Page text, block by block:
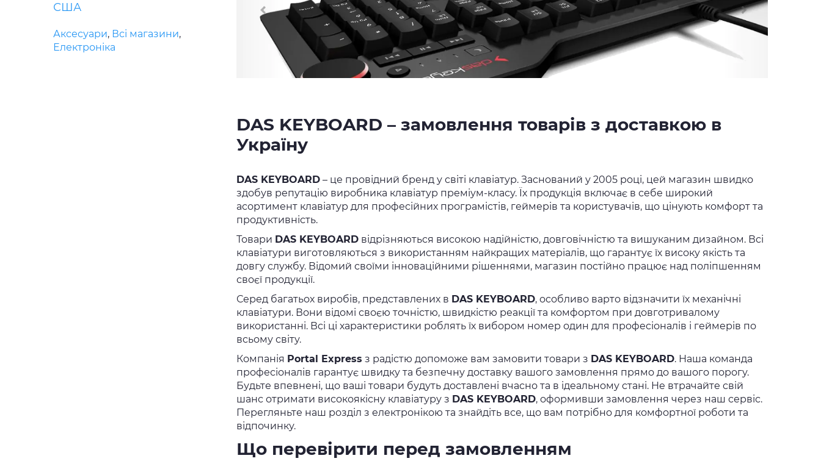
США
Аксесуари, Всі магазини,
Електроніка
DAS KEYBOARD – замовлення товарів з доставкою в
Україну
DAS KEYBOARD – це провідний бренд у світі клавіатур. Заснований у 2005 році, цей магазин швидко
здобув репутацію виробника клавіатур преміум-класу. Їх продукція включає в себе широкий
асортимент клавіатур для професійних програмістів, геймерів та користувачів, що цінують комфорт та
продуктивність.
Товари DAS KEYBOARD відрізняються високою надійністю, довговічністю та вишуканим дизайном. Всі
клавіатури виготовляються з використанням найкращих матеріалів, що гарантує їх високу якість та
довгу службу. Відомий своїми інноваційними рішеннями, магазин постійно працює над поліпшенням
своєї продукції.
Серед багатьох виробів, представлених в DAS KEYBOARD, особливо варто відзначити їх механічні
клавіатури. Вони відомі своєю точністю, швидкістю реакції та комфортом при довготривалому
використанні. Всі ці характеристики роблять їх вибором номер один для професіоналів і геймерів по
всьому світу.
Компанія Portal Express з радістю допоможе вам замовити товари з DAS KEYBOARD. Наша команда
професіоналів гарантує швидку та безпечну доставку вашого замовлення прямо до вашого порогу.
Будьте впевнені, що ваші товари будуть доставлені вчасно та в ідеальному стані. Не втрачайте свій
шанс отримати високоякісну клавіатуру з DAS KEYBOARD, оформивши замовлення через наш сервіс.
Перегляньте наш розділ з електронікою та знайдіть все, що вам потрібно для комфортної роботи та
відпочинку.
Що перевірити перед замовленням